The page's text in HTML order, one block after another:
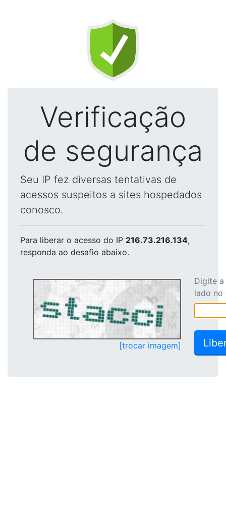
Verificação
de segurança
Seu IP fez diversas tentativas de
acessos suspeitos a sites hospedados
conosco.
Para liberar o acesso do IP 216.73.216.134,
responda ao desafio abaixo.
[trocar imagem]
Digite
lado no